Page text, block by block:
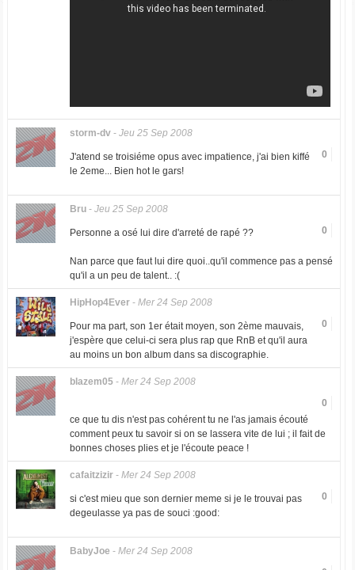
storm-dv- Jeu 25 Sep 2008
0
J'atend se troisiéme opus avec impatience, j'ai bien kiffé
le 2eme... Bien hot le gars!
Bru- Jeu 25 Sep 2008
0
Personne a osé lui dire d'arreté de rapé ??
Nan parce que faut lui dire quoi..qu'il commence pas a pensé
qu'il a un peu de talent.. :(
HipHop4Ever- Mer 24 Sep 2008
0
Pour ma part, son 1er était moyen, son 2ème mauvais,
j'espère que celui-ci sera plus rap que RnB et qu'il aura
au moins un bon album dans sa discographie.
blazem05- Mer 24 Sep 2008
0
ce que tu dis n'est pas cohérent tu ne l'as jamais écouté
comment peux tu savoir si on se lassera vite de lui ; il fait de
bonnes choses plies et je l'écoute peace !
cafaitzizir- Mer 24 Sep 2008
0
si c'est mieu que son dernier meme si je le trouvai pas
degeulasse ya pas de souci :good:
BabyJoe - Mer 24 Sep 2008